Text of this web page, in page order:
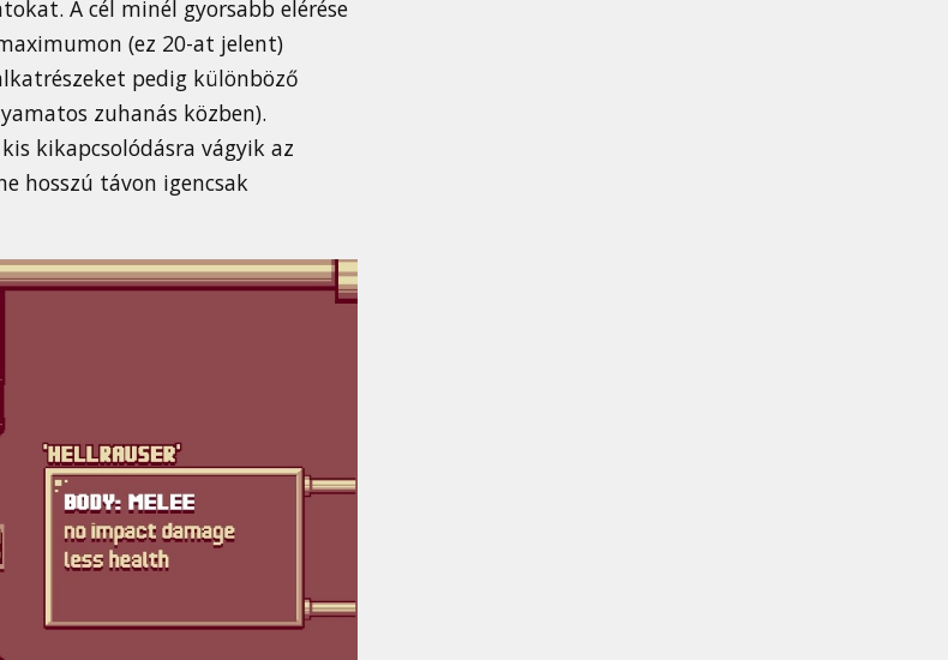
A cél minél gyorsabb elérése
(ez 20-at jelent)
pedig különböző
zuhanás közben).
kikapcsolódásra vágyik az
hosszú távon igencsak